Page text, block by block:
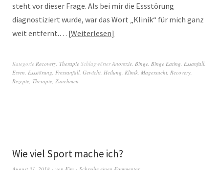
steht vor dieser Frage. Als bei mir die Essstörung
diagnostiziert wurde, war das Wort „Klinik“ für mich ganz
weit entfernt.… Weiterlesen
Kategorie Recovery Therapie SchlagwörterAnorexie Binge Binge Eating Essanfall
Essen Essstörung Fressanfall Gewicht Heilung Klinik Magersucht Recovery
Rezepte Therapie Zunehmen
Wie viel Sport mache ich?